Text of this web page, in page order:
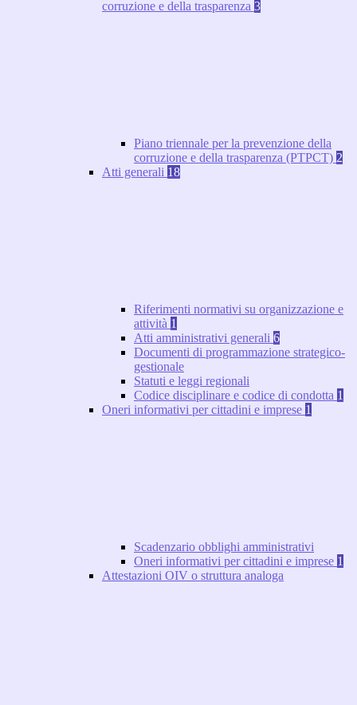
corruzione e della trasparenza 3
Piano triennale per la prevenzione della
corruzione e della trasparenza (PTPCT) 2
Atti generali 18
Riferimenti normativi su organizzazione e
attività 1
Atti amministrativi generali 6
Documenti di programmazione strategico-
gestionale
Statuti e leggi regionali
Codice disciplinare e codice di condotta 1
Oneri informativi per cittadini e imprese 1
Scadenzario obblighi amministrativi
Oneri informativi per cittadini e imprese 1
Attestazioni OIV o struttura analoga